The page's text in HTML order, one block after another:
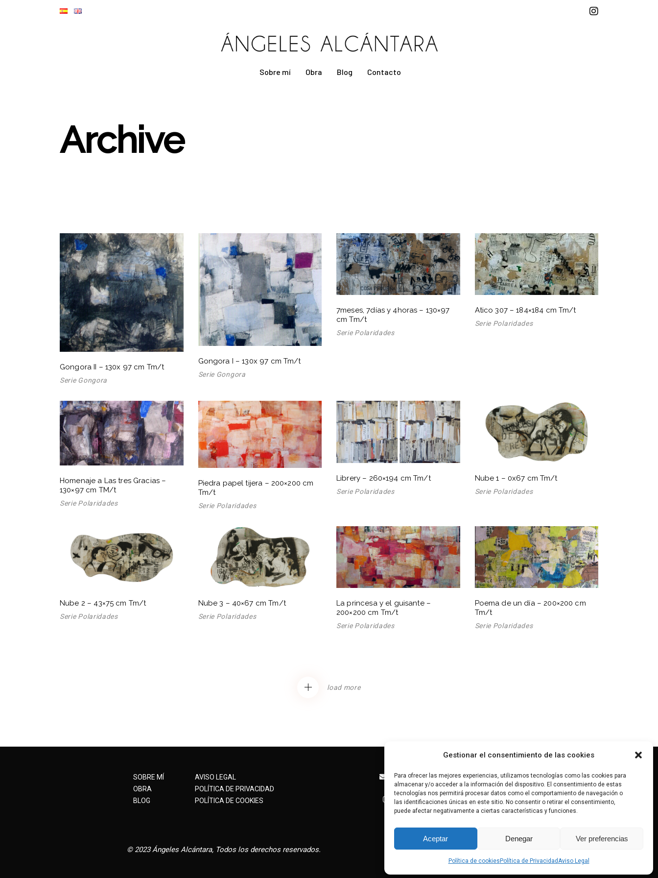
Gestionar el consentimiento de las cookies
Para ofrecer las mejores experiencias, utilizamos tecnologías como las cookies para
almacenar y/o acceder a la información del dispositivo. El consentimiento de estas
tecnologías nos permitirá procesar datos como el comportamiento de navegación o
las identificaciones únicas en este sitio. No consentir o retirar el consentimiento,
puede afectar negativamente a ciertas características y funciones.
Aceptar Denegar Ver preferencias
Política de cookies Política de PrivacidadAviso Legal
Sobre mí Obra Blog Contacto
Archive
Gongora II – 130x 97 cm Tm/t
Serie Gongora
Gongora I – 130x 97 cm Tm/t
Serie Gongora
7meses, 7días y 4horas – 130×97
cm Tm/t
Serie Polaridades
Atico 307 – 184×184 cm Tm/t
Serie Polaridades
Homenaje a Las tres Gracias –
130×97 cm TM/t
Serie Polaridades
Piedra papel tijera – 200×200 cm
Tm/t
Serie Polaridades
Librery – 260×194 cm Tm/t
Serie Polaridades
Nube 1 – 0x67 cm Tm/t
Serie Polaridades
Nube 2 – 43×75 cm Tm/t
Serie Polaridades
Nube 3 – 40×67 cm Tm/t
Serie Polaridades
La princesa y el guisante –
200×200 cm Tm/t
Serie Polaridades
Poema de un día – 200×200 cm
Tm/t
Serie Polaridades
load more
SOBRE MÍ
AVISO LEGAL
OBRA
POLÍTICA DE PRIVACIDAD
BLOG
POLÍTICA DE COOKIES
© 2023Ángeles Alcántara, Todos los derechos reservados.
angelesalcantara@gmail.com
+34 630 968 289
@angelesalcantarasanchez